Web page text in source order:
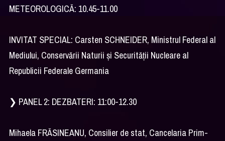
METEOROLOGICĂ: 10.45-11.00
INVITAT SPECIAL: Carsten SCHNEIDER, Ministrul Federal al
Mediului, Conservării Naturii și Securității Nucleare al
Republicii Federale Germania
❯ PANEL 2: DEZBATERI: 11:00-12.30
Mihaela FRĂSINEANU, Consilier de stat, Cancelaria Prim-